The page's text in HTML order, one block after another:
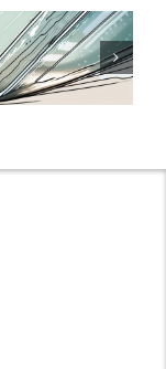
7
Expertentipps
für maximale